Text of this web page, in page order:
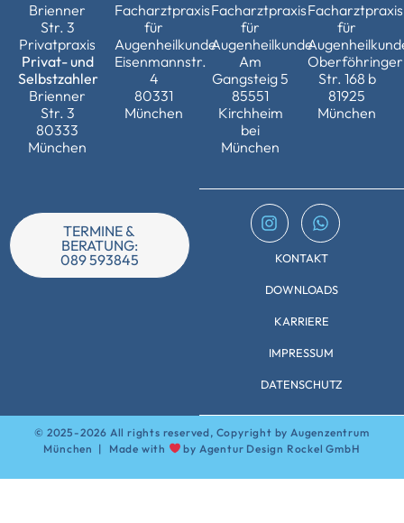
Brienner
Str. 3
Privatpraxis
Privat- und
Selbstzahler
Brienner
Str. 3
80333
München
Facharztpraxis
für
Augenheilkunde
Eisenmannstr.
4
80331
München
Facharztpraxis
für
Augenheilkunde
Am
Gangsteig 5
85551
Kirchheim
bei
München
Facharztpraxis
für
Oberföhringer
Str. 168 b
81925
München
TERMINE &
BERATUNG:
089 593845
KONTAKT
DOWNLOADS
KARRIERE
IMPRESSUM
DATENSCHUTZ
© 2025-2026 All rights reserved, Copyright by Augenzentrum
München | Made with
by Agentur Design Rockel GmbH